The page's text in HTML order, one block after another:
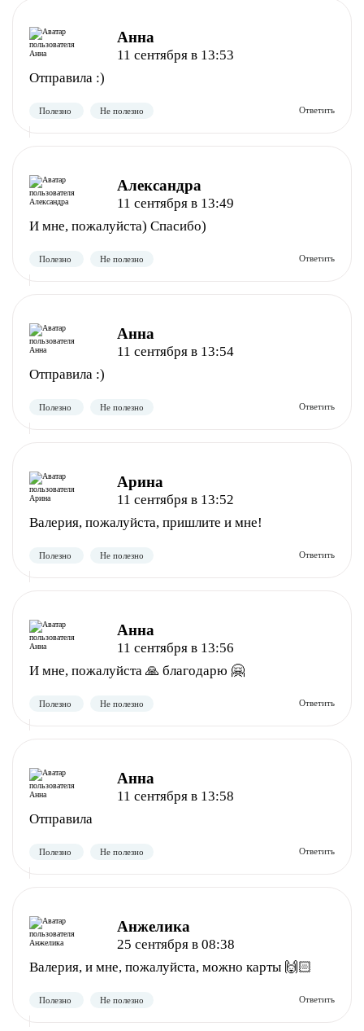
Полезно Не полезно
Полезно Не полезно
Полезно Не полезно
Анна
11 сентября в 13:53
Отправила :)
Александра
11 сентября в 13:49
И мне, пожалуйста) Спасибо)
Анна
11 сентября в 13:54
Отправила :)
Арина
11 сентября в 13:52
Валерия, пожалуйста, пришлите и мне!
Анна
11 сентября в 13:56
И мне, пожалуйста 🙏 благодарю 🤗
Анна
11 сентября в 13:58
Отправила
Анжелика
25 сентября в 08:38
Валерия, и мне, пожалуйста, можно карты 🙌🏻